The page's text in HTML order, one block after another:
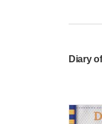
Diary